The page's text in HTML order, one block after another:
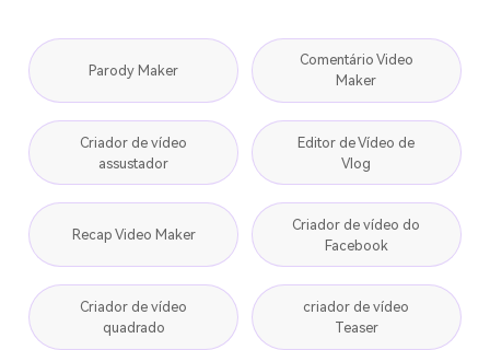
Parody Maker
Comentário Video
Maker
Criador de vídeo
assustador
Editor de Vídeo de
Vlog
Recap Video Maker
Criador de vídeo do
Facebook
Criador de vídeo
quadrado
criador de vídeo
Teaser